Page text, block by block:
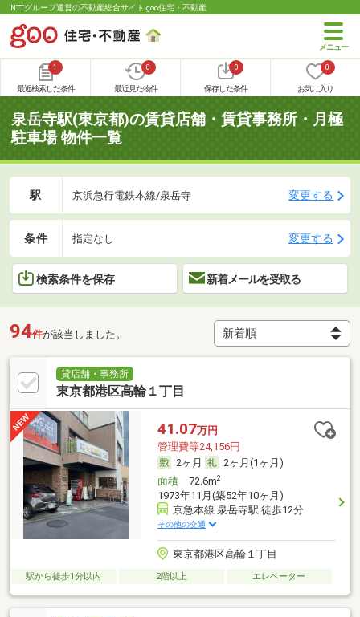
NTTグループ運営の不動産総合サイト goo住宅・不動産
1
最近検索した条件
0
最近見た物件
0
保存した条件
0
お気に入り
泉岳寺駅(東京都)の賃貸店舗・賃貸事務所・月極
駐車場 物件一覧
駅 京浜急行電鉄本線/泉岳寺 変更する
条件 指定なし 変更する
検索条件を保存 新着メールを受取る
94件が該当しました。
貸店舗・事務所
東京都港区高輪１丁目
41.07万円
管理費等24,156円
2ヶ月
2ヶ月(1ヶ月)
面積72.6m2
1973年11月(築52年10ヶ月)
京急本線 泉岳寺駅 徒歩12分
その他の交通
東京都港区高輪１丁目
駅から徒歩1分以内 2階以上 エレベーター